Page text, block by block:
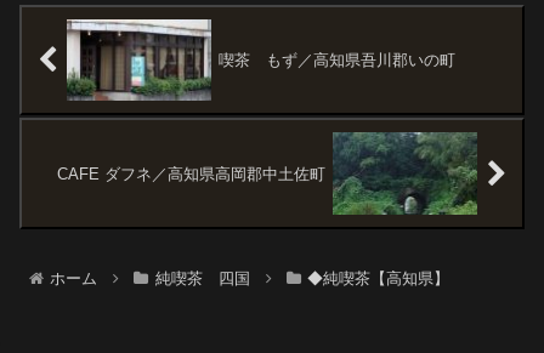
さそう。個人商店がちょうどい
い具合に並んでいる。その中
で、気に...
ちらは高知県の「のいち」とい
茶店...
喫茶 もず／高知県吾川郡いの町
CAFE ダフネ／高知県高岡郡中土佐町
ホーム 純喫茶 四国 ◆純喫茶【高知県】